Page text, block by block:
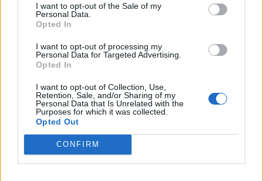
I want to opt-out of the Sale of my
Personal Data.
Opted In
I want to opt-out of processing my
Personal Data for Targeted Advertising.
Opted In
I want to opt-out of Collection, Use,
Retention, Sale, and/or Sharing of my
Personal Data that Is Unrelated with the
Purposes for which it was collected.
Opted Out
CONFIRM
ΡΟΗ ΕΙΔΗΣΕΩΝ
Π. Μαρινάκης: «Το δημογραφικό δεν μπορεί να